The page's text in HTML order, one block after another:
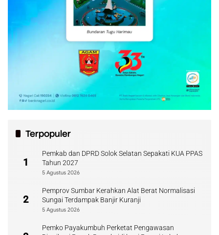
Terpopuler
1
Pemkab dan DPRD Solok Selatan Sepakati KUA PPAS
Tahun 2027
5 Agustus 2026
2
Pemprov Sumbar Kerahkan Alat Berat Normalisasi
Sungai Terdampak Banjir Kuranji
5 Agustus 2026
Pemko Payakumbuh Perketat Pengawasan